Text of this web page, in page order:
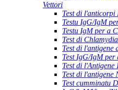
Vettori
Test di
Testu IgG/IgM
Testu IgM per a
Test di
Test di l'antigene
Test IgG/IgM per
Test di
Test di l'antigene
Test cumminatu